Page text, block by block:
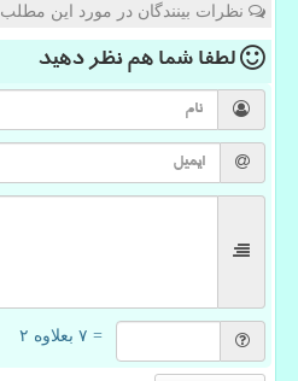
نظرات بینندگان در مورد این مطلب
لطفا شما همنظر دهید
= ۷ بعلاوه ۲